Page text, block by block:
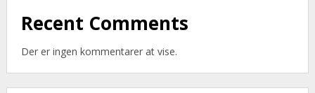
Recent Comments
Der er ingen kommentarer at vise.